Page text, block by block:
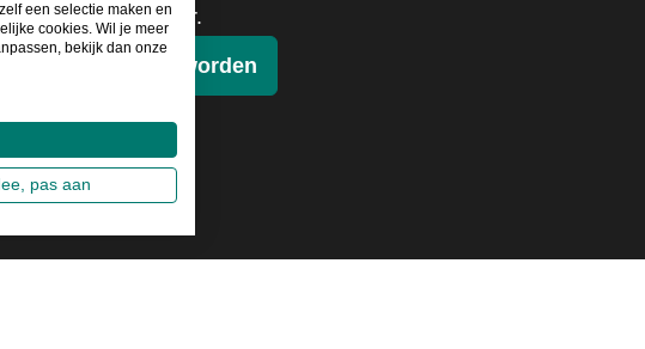
slimmer.
Lid worden
een selectie maken en
cookies. Wil je meer
bekijk dan onze
pas aan